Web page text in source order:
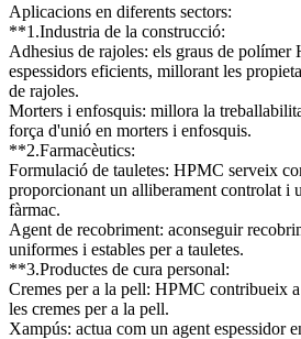
Aplicacions en diferents sectors:
**1.Industria de la construcció:
Adhesius de rajoles: els graus de polímer
espessidors eficients, millorant les
de rajoles.
Morters i enfosquis: millora la
força d'unió en morters i enfosquis.
**2.Farmacèutics:
Formulació de tauletes: HPMC serveix
proporcionant un alliberament controlat i
fàrmac.
Agent de recobriment: aconseguir
uniformes i estables per a tauletes.
**3.Productes de cura personal:
Cremes per a la pell: HPMC contribueix
les cremes per a la pell.
Xampús: actua com un agent espessidor